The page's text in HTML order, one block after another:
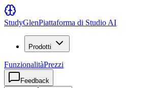
StudyGlenPiattaforma di Studio AI
Prodotti
FunzionalitàPrezzi
Feedback